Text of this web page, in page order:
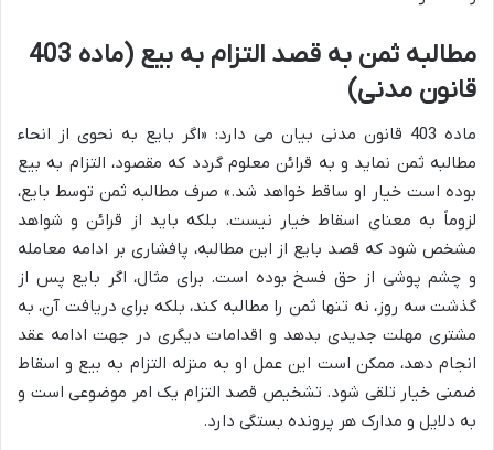
مطالبه ثمن به قصد التزام به بیع (ماده 403
قانون مدنی)
ماده 403 قانون مدنی بیان می دارد: «اگر بایع به نحوی از انحاء
مطالبه ثمن نماید و به قرائن معلوم گردد که مقصود، التزام به بیع
بوده است خیار او ساقط خواهد شد.» صرف مطالبه ثمن توسط بایع،
لزوماً به معنای اسقاط خیار نیست. بلکه باید از قرائن و شواهد
مشخص شود که قصد بایع از این مطالبه، پافشاری بر ادامه معامله
و چشم پوشی از حق فسخ بوده است. برای مثال، اگر بایع پس از
گذشت سه روز، نه تنها ثمن را مطالبه کند، بلکه برای دریافت آن، به
مشتری مهلت جدیدی بدهد و اقدامات دیگری در جهت ادامه عقد
انجام دهد، ممکن است این عمل او به منزله التزام به بیع و اسقاط
ضمنی خیار تلقی شود. تشخیص قصد التزام یک امر موضوعی است و
به دلایل و مدارک هر پرونده بستگی دارد.